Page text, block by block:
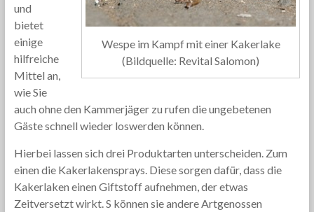
Wespe im Kampf mit einer Kakerlake
(Bildquelle: Revital Salomon)
und
bietet
einige
hilfreiche
Mittel an,
wie Sie
auch ohne den Kammerjäger zu rufen die ungebetenen
Gäste schnell wieder loswerden können.
Hierbei lassen sich drei Produktarten unterscheiden. Zum
einen die Kakerlakensprays. Diese sorgen dafür, dass die
Kakerlaken einen Giftstoff aufnehmen, der etwas
Zeitversetzt wirkt. S können sie andere Artgenossen